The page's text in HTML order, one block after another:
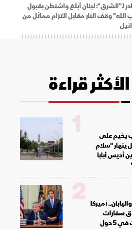
لـ"الشرق": لبنان أبلغ واشنطن بقبول
الله" وقف النار مقابل التزام مماثل من
الأكثر قراءة
يخيم على
ينهار "سلام
أديس أبابا
1
أميركا
سفارات
5 دول
2